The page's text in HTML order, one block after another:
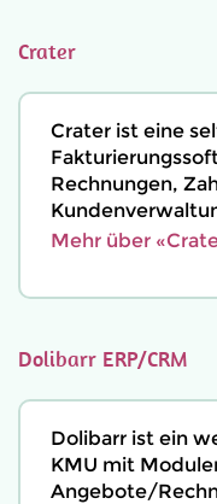
Crater
Crater ist eine
Rechnungen,
Mehr über
Dolibarr ERP/CRM
Dolibarr ist ein
KMU mit
Angebote/